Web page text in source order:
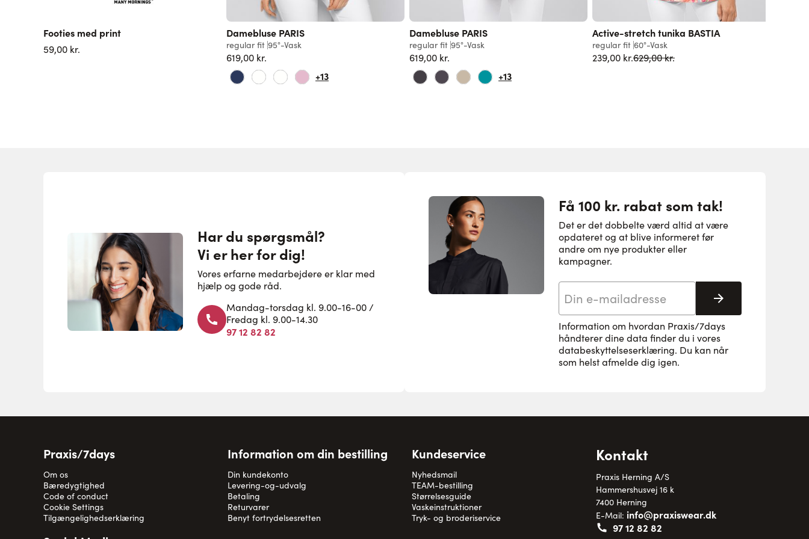
Footies med print
59,00 kr.
Damebluse PARIS
regular fit 95°-Vask
619,00 kr.
+13
Damebluse PARIS
regular fit 95°-Vask
619,00 kr.
+13
Active-stretch tunika BASTIA
regular fit 60°-Vask
239,00 kr.Normalpris
629,00 kr.
Har du spørgsmål?
Vi er her for dig!
Vores erfarne medarbejdere er klar med
hjælp og gode råd.
Mandag-torsdag kl. 9.00-16-00 /
Fredag kl. 9.00-14.30
97 12 82 82
Få 100 kr. rabat som tak!
Det er det dobbelte værd altid at være
opdateret og at blive informeret før
andre om nye produkter eller
kampagner.
Tilmeld her
Information om hvordan Praxis/7days
håndterer dine data finder du i vores
databeskyttelseserklæring. Du kan når
som helst afmelde dig igen.
Praxis/7days
Om os
Bæredygtighed
Code of conduct
Cookie Settings
Tilgængelighedserklæring
Information om din bestilling
Din kundekonto
Levering-og-udvalg
Betaling
Returvarer
Benyt fortrydelsesretten
Kundeservice
Nyhedsmail
TEAM-bestilling
Størrelsesguide
Vaskeinstruktioner
Tryk- og broderiservice
Kontakt
Praxis Herning A/S
Hammershusvej 16 k
7400 Herning
E-Mail: info@praxiswear.dk
97 12 82 82